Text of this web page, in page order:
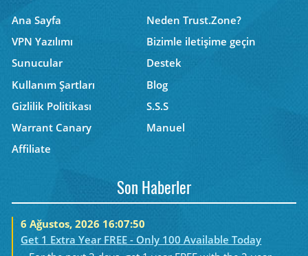
Ana Sayfa
Neden Trust.Zone?
VPN Yazılımı
Bizimle iletişime geçin
Sunucular
Destek
Kullanım Şartları
Blog
Gizlilik Politikası
S.S.S
Warrant Canary
Manuel
Affiliate
Son Haberler
6 Ağustos, 2026 16:07:50
Get 1 Extra Year FREE - Only 100 Available Today